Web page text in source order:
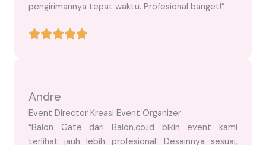
pengirimannya tepat waktu. Profesional banget!”
Andre
Event Director Kreasi Event Organizer
“Balon Gate dari Balon.co.id bikin event kami
terlihat jauh lebih profesional. Desainnya sesuai,